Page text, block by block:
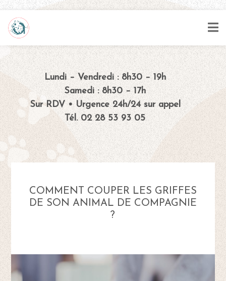
Lundi – Vendredi : 8h30 – 19h
Samedi : 8h30 – 17h
Sur RDV • Urgence 24h/24 sur appel
Tél. 02 28 53 93 05
COMMENT COUPER LES GRIFFES
DE SON ANIMAL DE COMPAGNIE
?